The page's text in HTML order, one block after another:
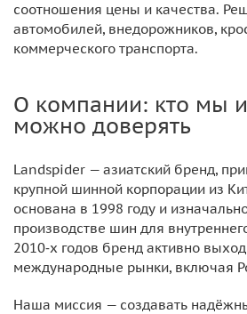
соотношения цены и качества.
автомобилей, внедорожников,
коммерческого транспорта.
О компании: кто мы
можно доверять
Landspider — азиатский бренд,
крупной шинной корпорации из
основана в 1998 году и
производстве шин для
2010‑х годов бренд активно
международные рынки, включая
Наша миссия — создавать